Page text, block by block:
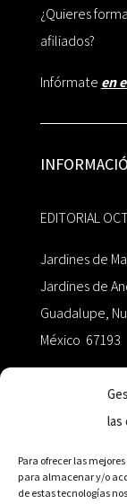
las
Para ofrecer las
para almacenar y/o
de estas tecnologías
¿Quieres
afiliados?
Infórmate en
EDITORIAL
Jardines de
Jardines de
Guadalupe,
México 67193
+52
RED DE